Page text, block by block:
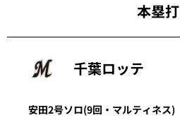
本塁打
千葉ロッテ
安田2号ソロ(9回・ マルティネス)